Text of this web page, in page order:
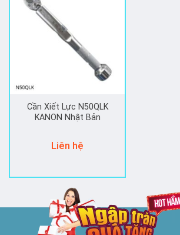
Cần Xiết Lực N50QLK
KANON Nhật Bản
Liên hệ